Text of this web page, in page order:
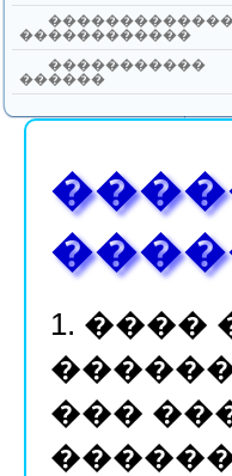
������������
�����������
������
1. ����
���